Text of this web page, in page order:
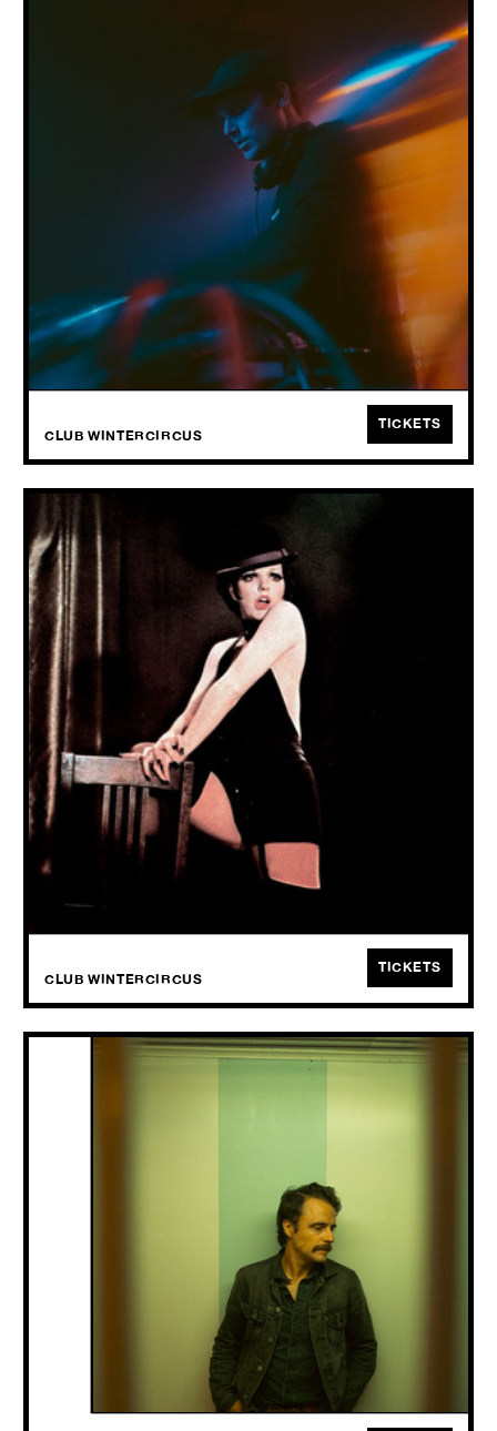
THU
08.10
2026
Australische wave-producer Skeler ofwel de man achter de Night
Drive-mixreeks en releases als Arcadia en Tel Aviv, speelt op 8
oktober in Club Wintercircus.
CLUB WINTERCIRCUS
TICKETS
FRI
09.10
2026
SEND IN THE CLOWNS PRESENTS A CABARET
PARTY
Videodroom 2026
Wilkommen, bienvenue, welcome, im cabaret, au cabaret, to cabaret!
Send in the Clowns is terug in Club Wintercircus voor een
Videodroom van een feest.
CLUB WINTERCIRCUS
TICKETS
MON
12.10
2026
THE BONES OF J.R. JONES
Rauwe folkblues.